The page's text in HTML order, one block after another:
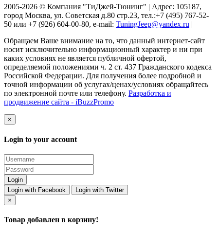
2005-2026 © Компания "ТиДжей-Тюнинг" | Адрес: 105187,
город Москва, ул. Советская д.80 стр.23, тел.:+7 (495) 767-52-
50 или +7 (926) 604-00-80, e-mail: TuningJeep@yandex.ru |
Обращаем Ваше внимание на то, что данный интернет-сайт
носит исключительно информационный характер и ни при
каких условиях не является публичной офертой,
определяемой положениями ч. 2 ст. 437 Гражданского кодекса
Российской Федерации. Для получения более подробной и
точной информации об услугах/ценах/условиях обращайтесь
по электронной почте или телефону. Разработка и
продвижение сайта - iBuzzPromo
×
Login to your account
Login with Facebook
Login with Twitter
×
Товар добавлен в корзину!